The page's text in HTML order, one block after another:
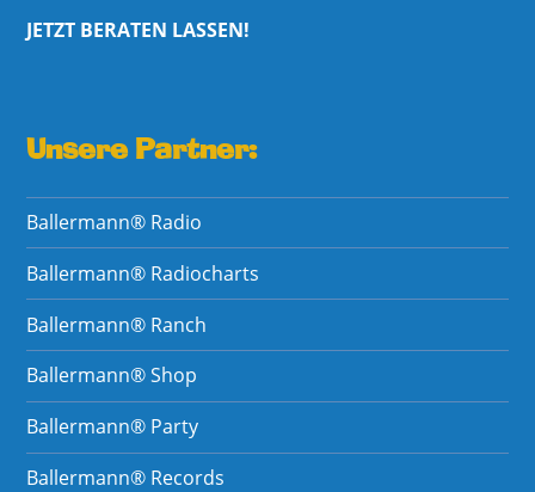
JETZT BERATEN LASSEN!
Unsere Partner:
Ballermann® Radio
Ballermann® Radiocharts
Ballermann® Ranch
Ballermann® Shop
Ballermann® Party
Ballermann® Records